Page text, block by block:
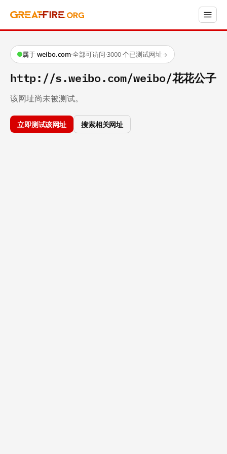
属于 weibo.com·全部可访问·3000 个已测试网址→
http://s.weibo.com/weibo/花花公子
该网址尚未被测试。
立即测试该网址 搜索相关网址